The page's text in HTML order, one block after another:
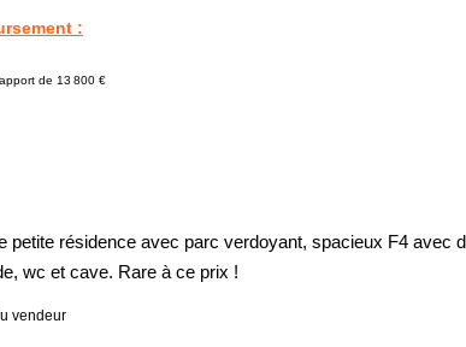
:
de 13 800 €
petite résidence avec parc verdoyant, spacieux F4 avec
wc et cave. Rare à ce prix !
vendeur